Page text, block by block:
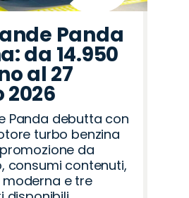
Panda
da 14.950
al 27
Panda debutta con
turbo benzina
promozione da
consumi contenuti,
e tre